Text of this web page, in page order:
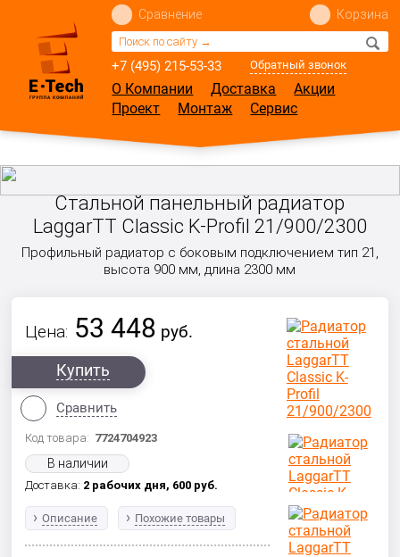
+7 (495) 215-53-33 Обратный звонок
Сравнение Корзина
О Компании Доставка
Акции
Проект
Монтаж Сервис
Стальной панельный радиатор
LaggarTT Classic K-Profil 21/900/2300
Профильный радиатор с боковым подключением тип 21,
высота 900 мм, длина 2300 мм
Цена: 53 448 руб.
Купить
Сравнить
Код товара: 7724704923
В наличии
Доставка: 2 рабочих дня, 600 руб.
Описание Похожие товары